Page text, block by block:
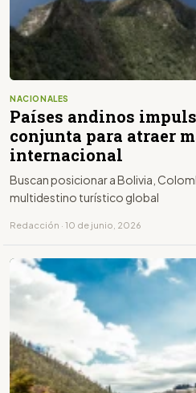
NACIONALES
Países andinos
conjunta para atraer
internacional
Buscan posicionar a Bolivia,
multidestino turístico global
Redacción · 10 de junio, 2026